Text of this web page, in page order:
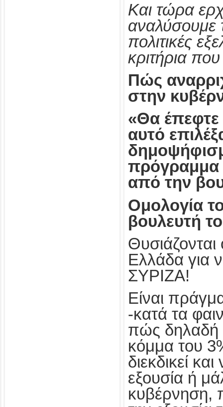
Και τώρα
αναλύσουμε
πολιτικές
κριτήρια
Πώς
στην
«Θα έπεφτε
αυτό
πρόγραμμα
από την
Ομολογία
βουλευτή
Ελλάδα για
ΣΥΡΙΖΑ!
Είναι
-κατά τα
πώς δηλαδή
κόμμα του
διεκδικεί
εξουσία ή
κυβέρνηση,